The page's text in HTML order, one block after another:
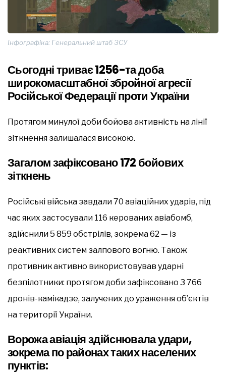
Інфографіка: Генеральний штаб ЗСУ
Сьогодні триває 1256-та доба
широкомасштабної збройної агресії
Російської Федерації проти України
Протягом минулої доби бойова активність на лінії
зіткнення залишалася високою.
Загалом зафіксовано 172 бойових
зіткнень
Російські війська завдали 70 авіаційних ударів, під
час яких застосували 116 керованих авіабомб,
здійснили 5 859 обстрілів, зокрема 62 — із
реактивних систем залпового вогню. Також
противник активно використовував ударні
безпілотники: протягом доби зафіксовано 3 766
дронів-камікадзе, залучених до ураження об’єктів
на території України.
Ворожа авіація здійснювала удари,
зокрема по районах таких населених
пунктів: